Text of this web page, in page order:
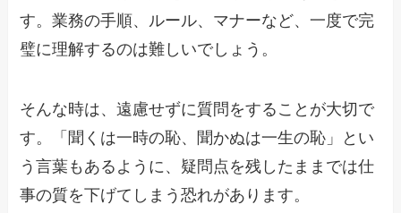
す。業務の手順、ルール、マナーなど、一度で完
璧に理解するのは難しいでしょう。
そんな時は、遠慮せずに質問をすることが大切で
す。「聞くは一時の恥、聞かぬは一生の恥」とい
う言葉もあるように、疑問点を残したままでは仕
事の質を下げてしまう恐れがあります。